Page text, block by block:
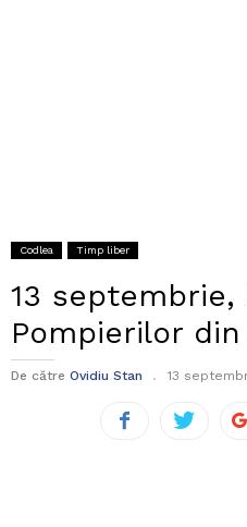
Codlea Timp liber
13 septembrie,
Pompierilor
De către Ovidiu Stan 13